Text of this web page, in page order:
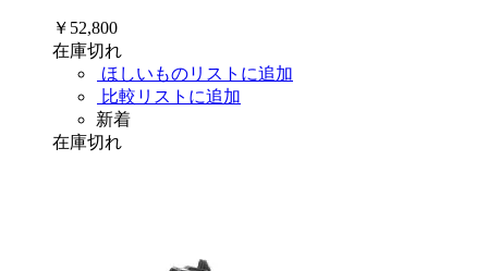
￥52,800
在庫切れ
ほしいものリストに追加
比較リストに追加
新着
在庫切れ